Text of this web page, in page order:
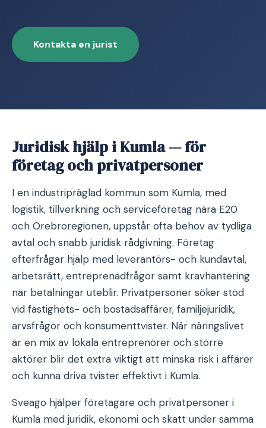
Kontakta en jurist
Juridisk hjälp i Kumla — för
företag och privatpersoner
I en industripräglad kommun som Kumla, med
logistik, tillverkning och serviceföretag nära E20
och Örebroregionen, uppstår ofta behov av tydliga
avtal och snabb juridisk rådgivning. Företag
efterfrågar hjälp med leverantörs- och kundavtal,
arbetsrätt, entreprenadfrågor samt kravhantering
när betalningar uteblir. Privatpersoner söker stöd
vid fastighets- och bostadsaffärer, familjejuridik,
arvsfrågor och konsumenttvister. När näringslivet
är en mix av lokala entreprenörer och större
aktörer blir det extra viktigt att minska risk i affärer
och kunna driva tvister effektivt i Kumla.
Sveago hjälper företagare och privatpersoner i
Kumla med juridik, ekonomi och skatt under samma